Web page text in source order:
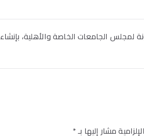
لمجلس الجامعات الخاصة والأهلية، بإنشاء
مشار إليها بـ*